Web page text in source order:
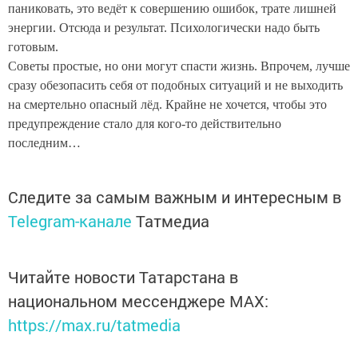
паниковать, это ведёт к совершению ошибок, трате лишней
энергии. Отсюда и результат. Психологически надо быть
готовым.
Советы простые, но они могут спасти жизнь. Впрочем, лучше
сразу обезопасить себя от подобных ситуаций и не выходить
на смертельно опасный лёд. Крайне не хочется, чтобы это
предупреждение стало для кого-то действительно
последним…
Следите за самым важным и интересным в
Telegram-канале Татмедиа
Читайте новости Татарстана в
национальном мессенджере MАХ:
https://max.ru/tatmedia